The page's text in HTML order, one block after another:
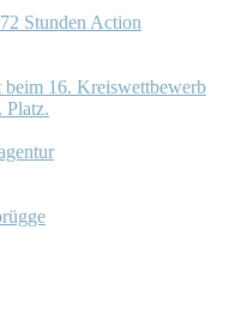
Stunden Action
beim 16. Kreiswettbewerb
Platz.